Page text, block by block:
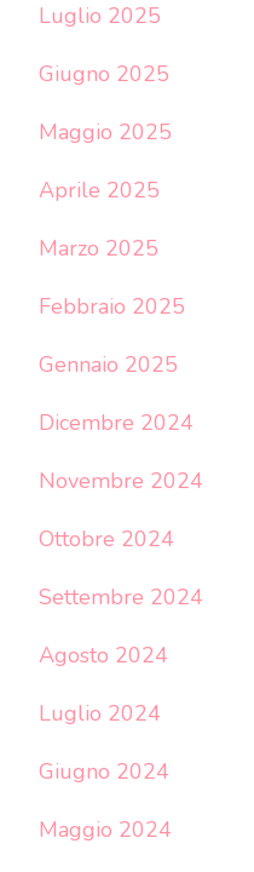
Luglio 2025
Giugno 2025
Maggio 2025
Aprile 2025
Marzo 2025
Febbraio 2025
Gennaio 2025
Dicembre 2024
Novembre 2024
Ottobre 2024
Settembre 2024
Agosto 2024
Luglio 2024
Giugno 2024
Maggio 2024